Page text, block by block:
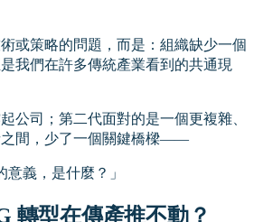
或策略的問題，而是：組織缺少一個
我們在許多傳統產業看到的共通現
公司；第二代面對的是一個更複雜、
之間，少了一個關鍵橋樑——
意義，是什麼？」
轉型在傳產推不動？